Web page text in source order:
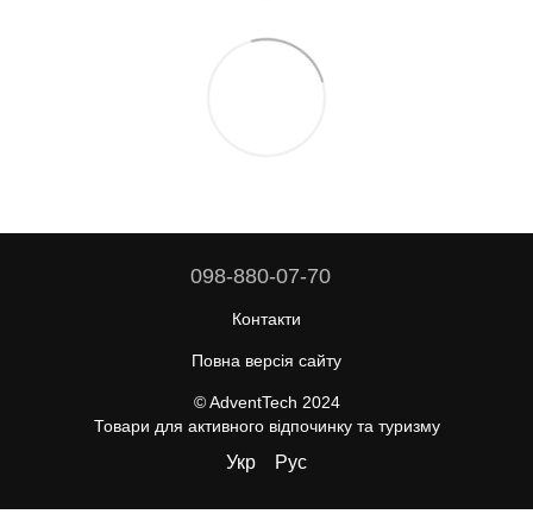
098-880-07-70
Контакти
Повна версія сайту
© AdventTech 2024
Товари для активного відпочинку та туризму
Укр Рус